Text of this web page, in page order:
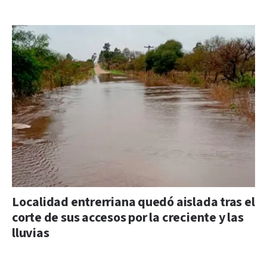
Localidad entrerriana quedó aislada tras el
corte de sus accesos por la creciente y las
lluvias